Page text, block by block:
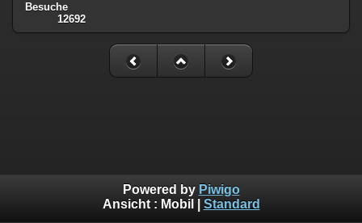
Besuche
12692
Powered by Piwigo
Ansicht : Mobil Standard